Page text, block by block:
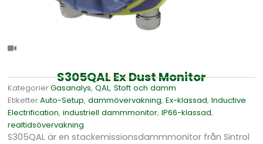
S305QAL Ex Dust Monitor
KategorierGasanalys,QAL,Stoft och damm
EtiketterAuto-Setup,dammövervakning,Ex-klassad,Inductive
Electrification,industriell dammmonitor,IP66-klassad,
realtidsövervakning
S305QAL är en stackemissionsdammmonitor från Sintrol